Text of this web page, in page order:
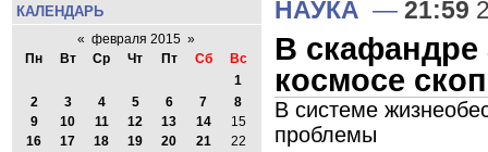
КАЛЕНДАРЬ
« февраля 2015 »
Пн
Вт Ср Чт Пт Сб
Вс
1
2
3 4 5 6 7
8
9
10 11 12 13 14
15
16
17 18 19 20 21
22
НАУКА — 21:59
В скафандре
космосе
В системе
проблемы